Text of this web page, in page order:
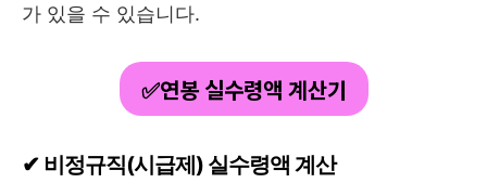
가 있을 수 있습니다.
✅연봉 실수령액 계산기
✔ 비정규직(시급제) 실수령액 계산